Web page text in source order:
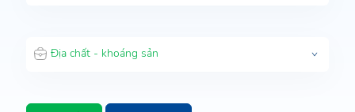
Địa chất - khoáng sản